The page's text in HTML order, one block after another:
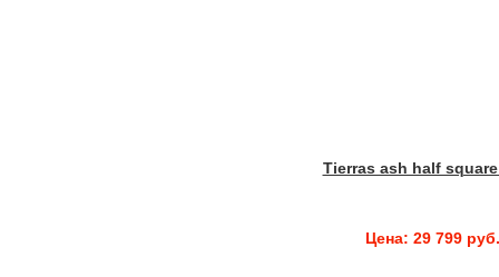
Tierras ash half
Цена: 29 799 руб.